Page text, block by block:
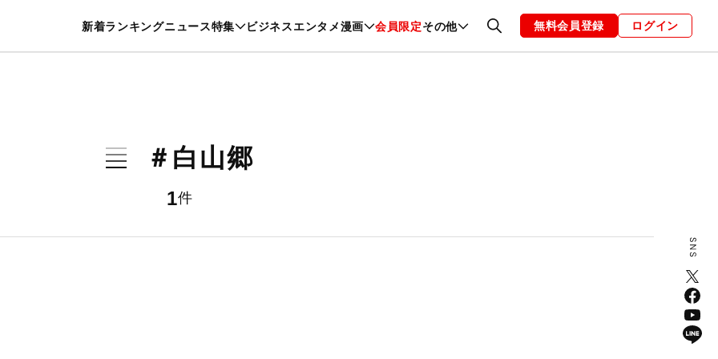
新着ランキングニュース特集 ビジネスエンタメ漫画 会員限定その他
暮らし スポーツ ヘルスケア 美容 グルメ ファッション 恋愛・結婚 編集部 お知らせ
無料会員登録 ログイン
＃白山郷
1件